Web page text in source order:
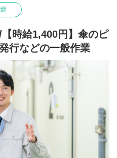
てもらえる環境です！
働く仲間は宝物」と現場のお
ため、安定しながらリーダー候
ー
気！
の方が社長です！
全員で1つの大家族」という考え
ッフが多く、皆様楽しく伸び伸
ます。
商品のピッキング・格納
・倉庫内作業
々とした休憩室など、設備が非
ます。
、手取り額を増やしたい方に最
です。
ンオフの切り替えがしやすい環
時給1,400円】傘のピ
行などの一般作業